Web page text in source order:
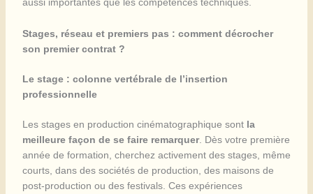
aussi importantes que les compétences techniques.
Stages, réseau et premiers pas : comment décrocher
son premier contrat ?
Le stage : colonne vertébrale de l’insertion
professionnelle
Les stages en production cinématographique sont la
meilleure façon de se faire remarquer. Dès votre première
année de formation, cherchez activement des stages, même
courts, dans des sociétés de production, des maisons de
post-production ou des festivals. Ces expériences